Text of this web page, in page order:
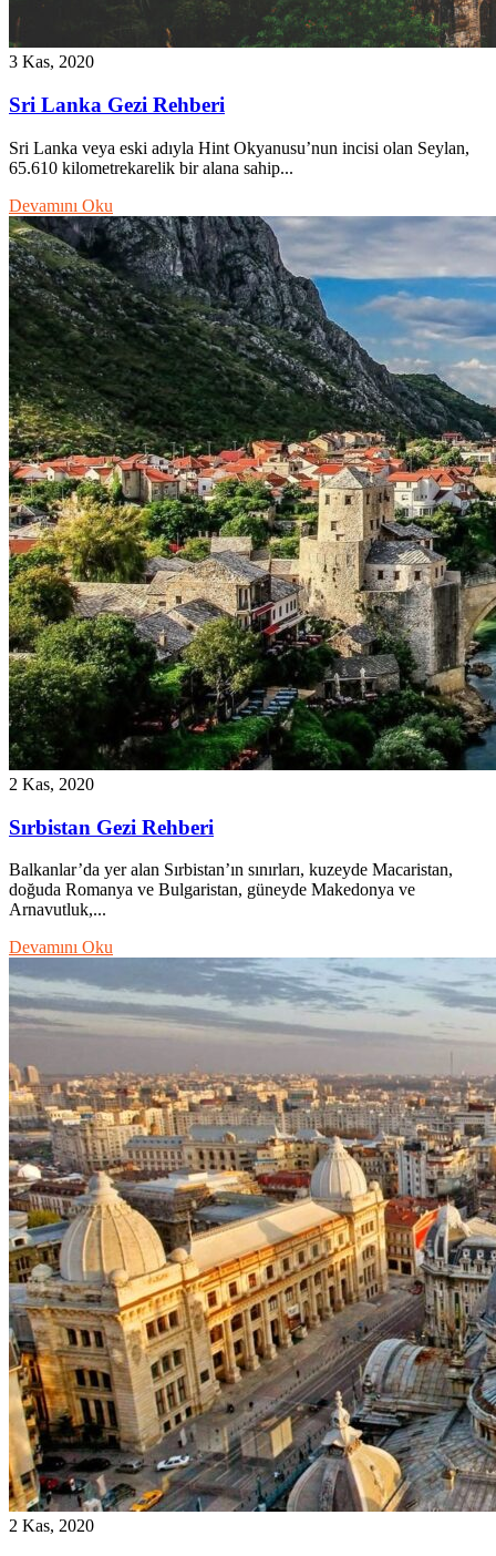
3 Kas, 2020
Sri Lanka Gezi Rehberi
Sri Lanka veya eski adıyla Hint Okyanusu’nun incisi olan Seylan,
65.610 kilometrekarelik bir alana sahip...
Devamını Oku
2 Kas, 2020
Sırbistan Gezi Rehberi
Balkanlar’da yer alan Sırbistan’ın sınırları, kuzeyde Macaristan,
doğuda Romanya ve Bulgaristan, güneyde Makedonya ve
Arnavutluk,...
Devamını Oku
2 Kas, 2020